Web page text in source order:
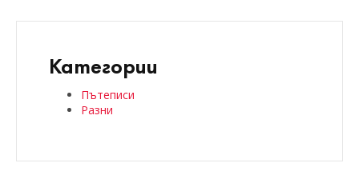
Категории
Пътеписи
Разни